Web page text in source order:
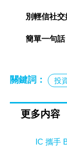
別輕信社
簡單一句話
關鍵詞： 投
更多内容
IC 攜手